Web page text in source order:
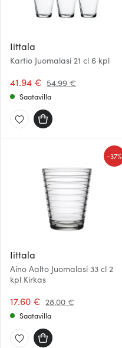
Iittala
Kartio Juomalasi 21 cl 6 kpl
41.94 € 54.99 €
Saatavilla
Iittala
Aino Aalto Juomalasi 33 cl 2
kpl Kirkas
17.60 € 28.00 €
-37%
Saatavilla